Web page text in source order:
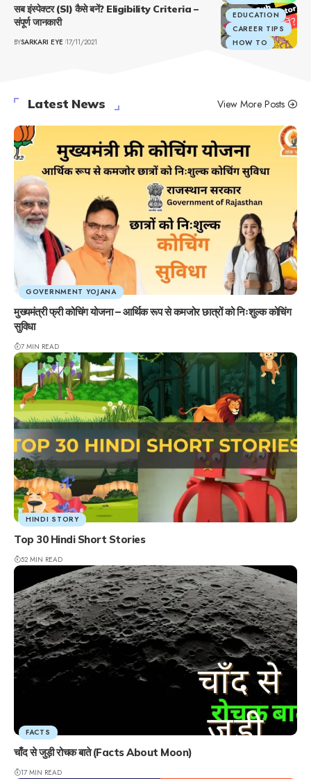
EDUCATION
CAREER TIPS
HOW TO
सब इंस्पेक्टर (SI) कैसे बनें? Eligibility Criteria –
संपूर्ण जानकारी
BYSARKARI EYE 17/11/2021
Latest News View More Posts
GOVERNMENT YOJANA
मुख्यमंत्री फ्री कोचिंग योजना – आर्थिक रूप से कमजोर छात्रों को निःशुल्क कोचिंग
सुविधा
7 MIN READ
HINDI STORY
Top 30 Hindi Short Stories
52 MIN READ
FACTS
चाँद से जुड़ी रोचक बाते (Facts About Moon)
17 MIN READ